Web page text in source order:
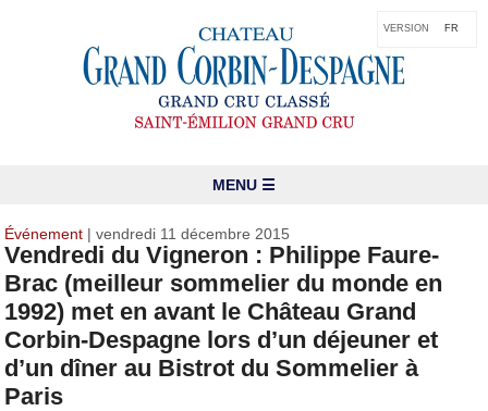
VERSION FR
MENU ☰
Événement | vendredi 11 décembre 2015
Vendredi du Vigneron : Philippe Faure-
Brac (meilleur sommelier du monde en
1992) met en avant le Château Grand
Corbin-Despagne lors d’un déjeuner et
d’un dîner au Bistrot du Sommelier à
Paris